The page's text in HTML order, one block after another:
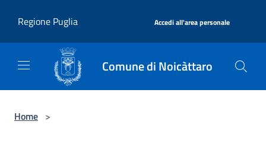
Regione Puglia
Accedi all'area personale
Comune di Noicàttaro
Home >